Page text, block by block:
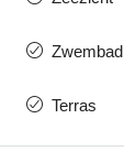
Zwembad
Terras